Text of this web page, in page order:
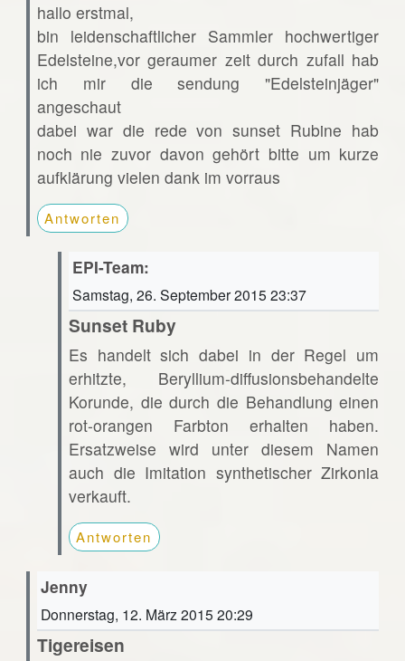
hallo erstmal,
bin leidenschaftlicher Sammler hochwertiger
Edelsteine,vor geraumer zeit durch zufall hab
ich mir die sendung "Edelsteinjäger"
angeschaut
dabei war die rede von sunset Rubine hab
noch nie zuvor davon gehört bitte um kurze
aufklärung vielen dank im vorraus
Antworten
EPI-Team:
Samstag, 26. September 2015 23:37
Sunset Ruby
Es handelt sich dabei in der Regel um
erhitzte, Beryllium-diffusionsbehandelte
Korunde, die durch die Behandlung einen
rot-orangen Farbton erhalten haben.
Ersatzweise wird unter diesem Namen
auch die Imitation synthetischer Zirkonia
verkauft.
Antworten
Jenny
Donnerstag, 12. März 2015 20:29
Tigereisen